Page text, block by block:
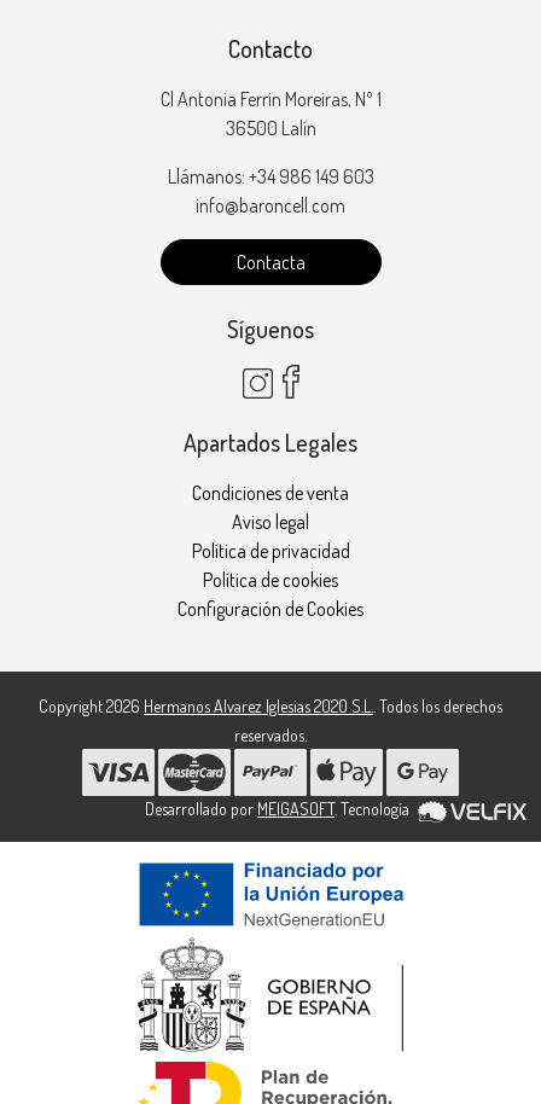
Contacto
Cl Antonia Ferrin Moreiras, Nº 1
36500 Lalín
Llámanos: +34 986 149 603
info@baroncell.com
Contacta
Síguenos
Apartados Legales
Condiciones de venta
Aviso legal
Política de privacidad
Política de cookies
Configuración de Cookies
Copyright 2026 Hermanos Alvarez Iglesias 2020 S.L.. Todos los derechos
reservados.
Desarrollado por MEIGASOFT. Tecnología